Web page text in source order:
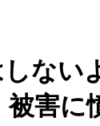
しな
被害に